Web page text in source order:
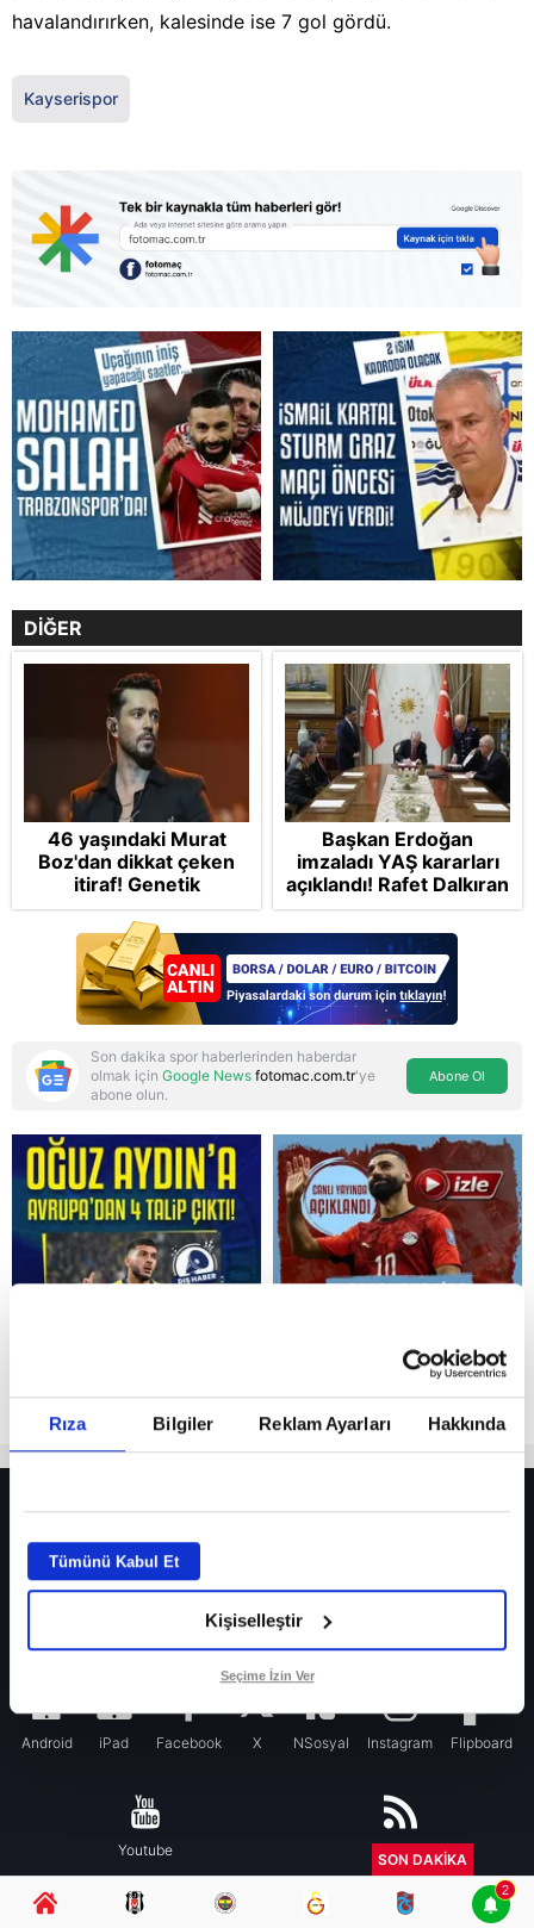
Rıza Bilgiler Reklam Ayarları Hakkında
Tümünü Kabul Et
Kişiselleştir
Seçime İzin Ver
Reddet
havalandırırken, kalesinde ise 7 gol gördü.
Kayserispor
DİĞER
46 yaşındaki Murat
Boz'dan dikkat çeken
itiraf! Genetik
korkusunu açıkladı
Başkan Erdoğan
imzaladı YAŞ kararları
açıklandı! Rafet Dalkıran
Hava Kuvvetleri
Komutanı olarak atandı
Son dakika spor haberlerinden haberdar
olmak için Google News fotomac.com.tr'ye
abone olun.
Abone Ol
Fenerbahçe’de sürpriz ayrılık ihtimali! Devre arasında gelmişti
Fenerbahçe’nin yeni transferi Mason Greenwood için olay sözler!
Galatasaray’da rota yeniden Thiago Almada!
Android iPad Facebook X NSosyal Instagram Flipboard
Youtube RSS
SON DAKİKA
2